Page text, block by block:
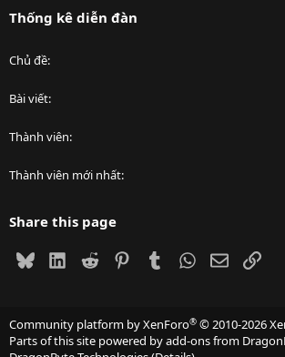
Thống kê diễn đàn
Chủ đề
Bài viết
Thành viên
Thành viên mới nhất
Share this page
BlueskyLinkedIn
Reddit PinterestTumblrWhatsApp
EmailLink
Community platform by XenForo® © 2010-2026
Parts of this site powered byadd-ons from